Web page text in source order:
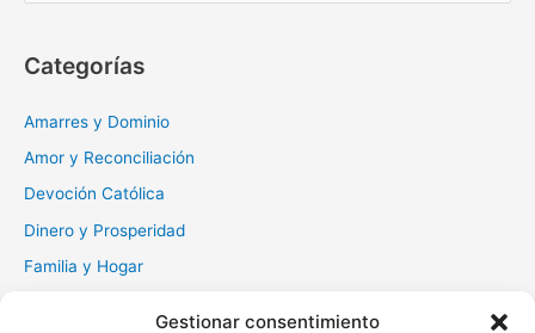
Gestionar consentimiento
r
Categorías
Amarres y Dominio
Amor y Reconciliación
Devoción Católica
Dinero y Prosperidad
Familia y Hogar